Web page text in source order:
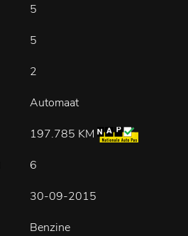
5
5
2
Automaat
197.785 KM
6
30-09-2015
Benzine